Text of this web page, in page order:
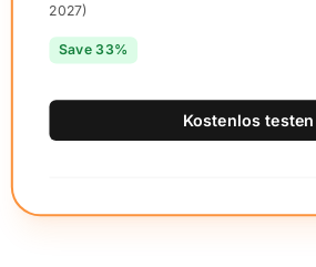
2027)
Save 33%
Kostenlos testen